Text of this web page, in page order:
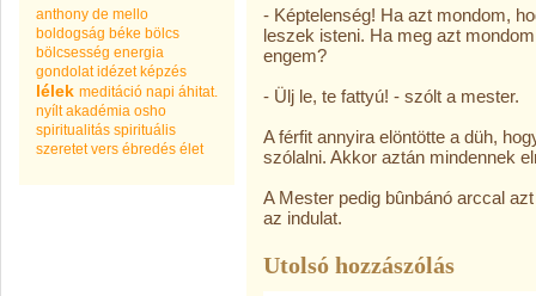
anthony de mello
boldogság béke bölcs
bölcsesség energia
gondolat idézet képzés
lélek meditáció napi áhitat.
nyílt akadémia osho
spiritualitás spirituális
szeretet vers ébredés élet
- Képtelenség! Ha azt mondom,
leszek isteni. Ha meg azt
engem?
- Ülj le, te fattyú! - szólt a mester.
A férfit annyira elöntötte a düh,
szólalni. Akkor aztán mindennek
A Mester pedig bûnbánó arccal
az indulat.
Utolsó hozzászólás